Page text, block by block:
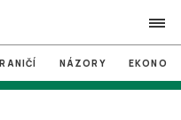
search
NÁZORY